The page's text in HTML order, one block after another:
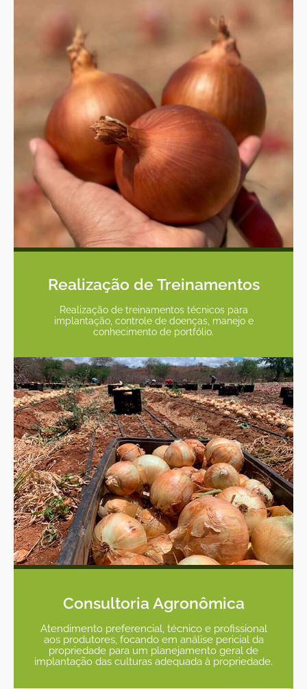
Realização de Treinamentos
Realização de treinamentos técnicos para
implantação, controle de doenças, manejo e
conhecimento de portfólio.
Consultoria Agronômica
Atendimento preferencial, técnico e profissional
aos produtores, focando em análise pericial da
propriedade para um planejamento geral de
implantação das culturas adequada à propriedade.